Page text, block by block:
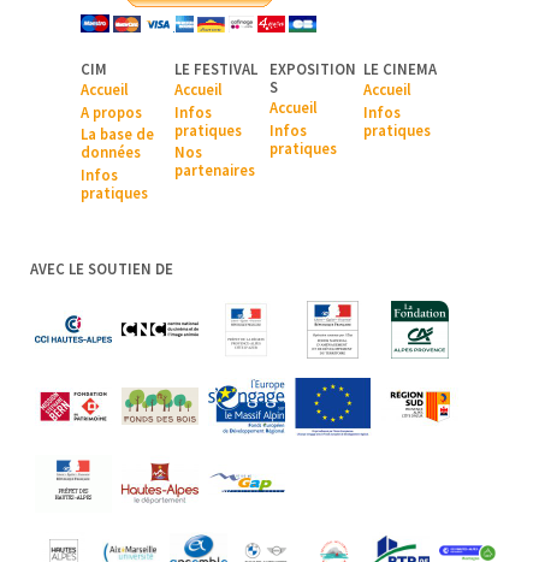
CIM
Accueil
A propos
La base de
données
Infos
pratiques
LE FESTIVAL
Accueil
Infos
pratiques
Nos
partenaires
EXPOSITION
S
Accueil
Infos
pratiques
LE CINEMA
Accueil
Infos
pratiques
AVEC LE SOUTIEN DE